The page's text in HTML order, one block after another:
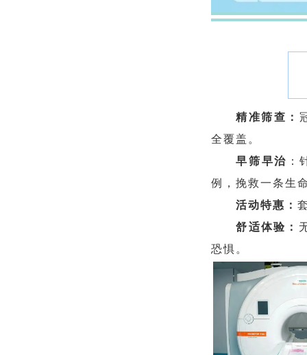
精准筛查：
全覆盖。
早筛早治
例，挽救一条生
活动特惠：
舒适体验：
恐惧。